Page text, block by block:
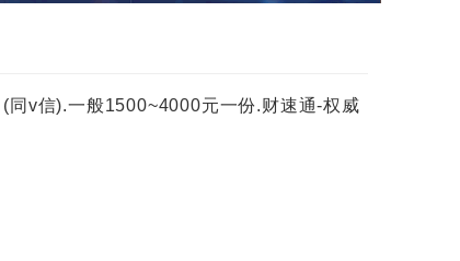
v信).一般1500~4000元一份.财速通-权威